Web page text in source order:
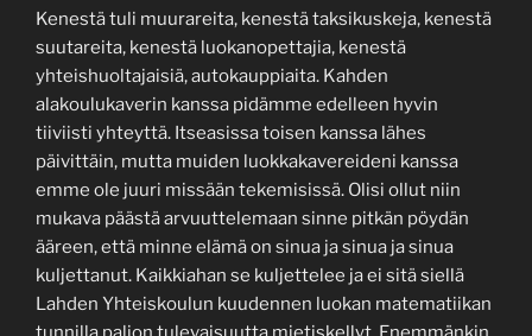
Kenestä tuli muurareita, kenestä taksikuskeja, kenestä
suutareita, kenestä luokanopettajia, kenestä
yhteishuoltajaisiä, autokauppiaita. Kahden
alakoulukaverin kanssa pidämme edelleen hyvin
tiiviisti yhteyttä. Itseasissa toisen kanssa lähes
päivittäin, mutta muiden luokkakavereideni kanssa
emme ole juuri missään tekemisissä. Olisi ollut niin
mukava päästä arvuuttelemaan sinne pitkän pöydän
ääreen, että minne elämä on sinua ja sinua ja sinua
kuljettanut. Kaikkiahan se kuljettelee ja ei sitä siellä
Lahden Yhteiskoulun kuudennen luokan matematiikan